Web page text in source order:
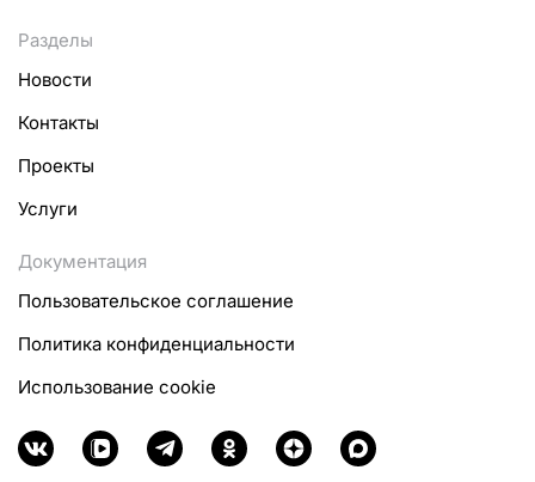
Разделы
Новости
Контакты
Проекты
Услуги
Документация
Пользовательское соглашение
Политика конфиденциальности
Использование cookie